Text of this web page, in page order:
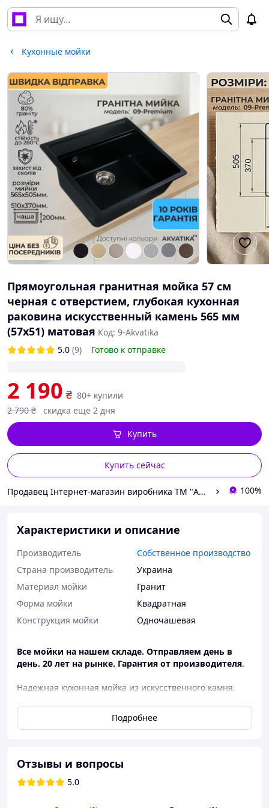
Кухонные мойки
Прямоугольная гранитная мойка 57 см
черная с отверстием, глубокая кухонная
раковина искусственный камень 565 мм
(57х51) матовая Код: 9-Akvatika
5.0 (9) Готово к отправке
2 190 ₴ 80+ купили
2 790 ₴ скидка еще 2 дня
Купить сейчас
Купить
Продавец Інтернет-магазин виробника ТМ "AKVATIKA" 100%
Характеристики и описание
Производитель
Собственное производство
Страна производитель
Украина
Материал мойки
Гранит
Форма мойки
Квадратная
Конструкция мойки
Одночашевая
Все мойки на нашем складе. Отправляем день в
день. 20 лет на рынке. Гарантия от производителя.
Надежная кухонная мойка из искусственного камня.
прочнее дешевых аналогов — надежно защищена от
трещин и случайных сколов.
Официальная гарантия 10 лет.
Термостойкость:
Подробнее
Отзывы и вопросы
5.0